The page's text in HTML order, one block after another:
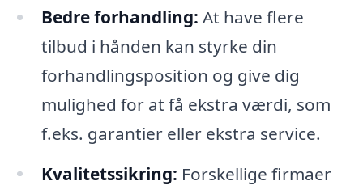
Bedre forhandling: At have flere
tilbud i hånden kan styrke din
forhandlingsposition og give dig
mulighed for at få ekstra værdi, som
f.eks. garantier eller ekstra service.
Kvalitetssikring: Forskellige firmaer